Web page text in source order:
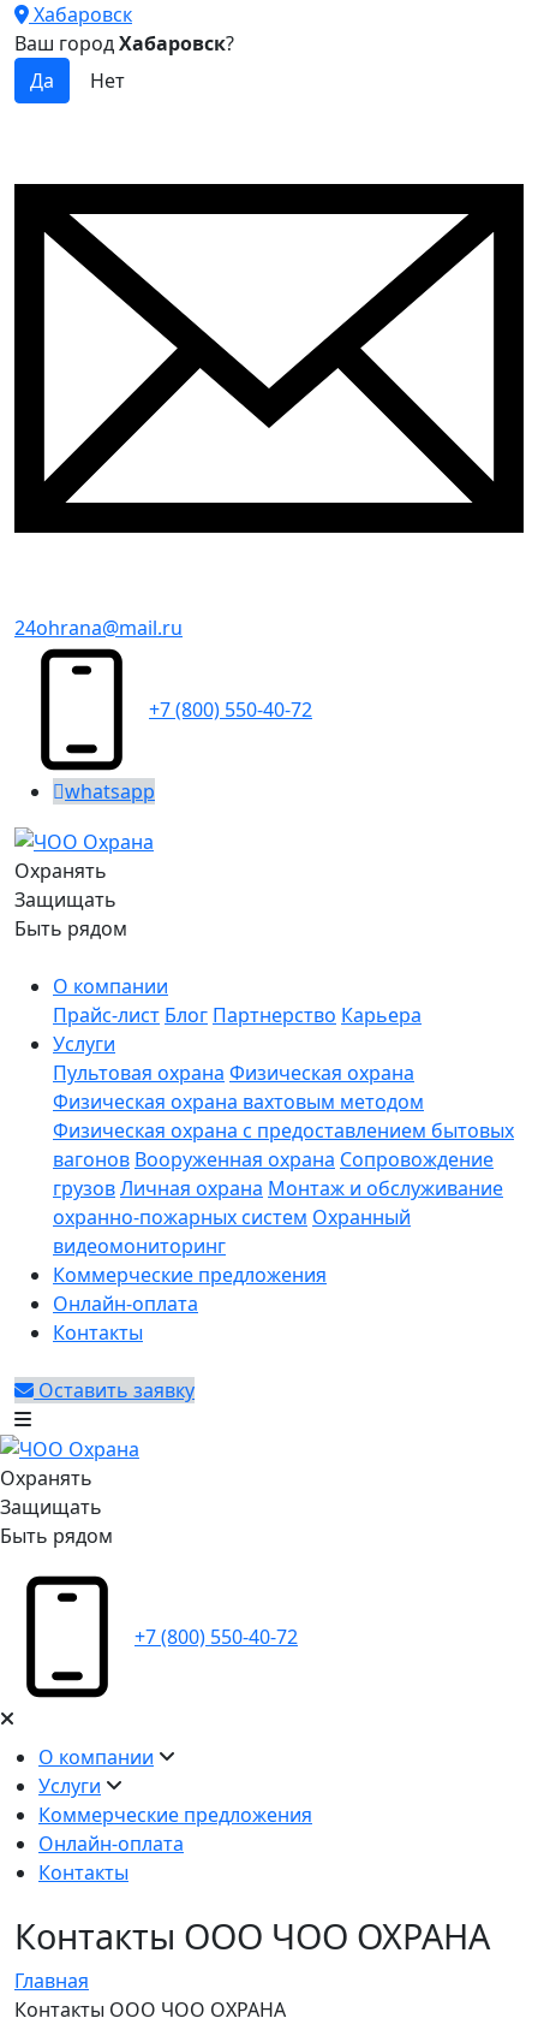
Хабаровск
Ваш городХабаровск?
24ohrana@mail.ru
+7 (800) 550-40-72
whatsapp
Охранять
Защищать
Быть рядом
О компании
Прайс-лист Блог Партнерство Карьера
Услуги
Пультовая охрана Физическая охрана
Физическая охрана вахтовым методом
Физическая охрана с предоставлением бытовых
вагонов Вооруженная охрана Сопровождение
грузовЛичная охрана Монтаж и обслуживание
охранно-пожарных систем Охранный
видеомониторинг
Коммерческие предложения
Онлайн-оплата
Контакты
Оставить заявку
Охранять
Защищать
Быть рядом
+7 (800) 550-40-72
О компании
Услуги
Коммерческие предложения
Онлайн-оплата
Контакты
Контакты ООО ЧОО ОХРАНА
Главная
Контакты ООО ЧОО ОХРАНА